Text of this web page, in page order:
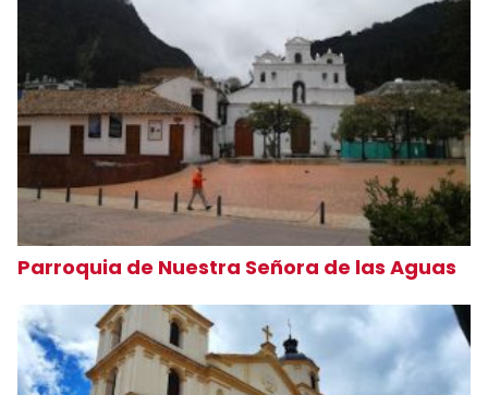
Parroquia de Nuestra Señora de las Aguas